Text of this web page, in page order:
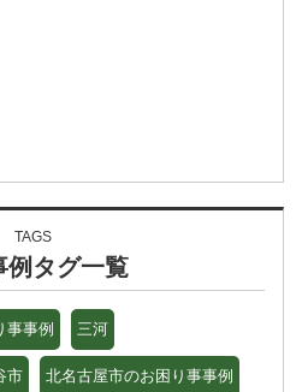
TAGS
例タグ一覧
事事例 三河
市 北名古屋市のお困り事事例